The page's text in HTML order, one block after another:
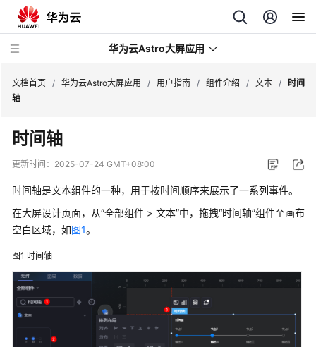
华为云Astro大屏应用
最
新
动
产
品
介
绍
计
费
说
文档首页 / 华为云Astro大屏应用 / 用户指南 / 组件介绍 / 文本 /
时间
轴
时间轴
更新时间： 2025-07-24 GMT+08:00
时间轴是文本组件的一种，用于按时间顺序来展示了一系列事件。
在大屏设计页面，从“全部组件 > 文本”中，拖拽“时间轴”组件至画布
空白区域，如图1。
图1 时间轴